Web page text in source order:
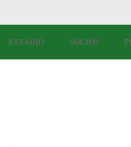
ESTADIO SOCIOS